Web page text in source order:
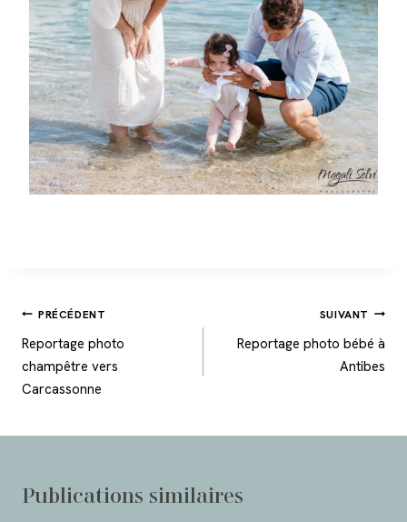
Navigation
de
l’article
PRÉCÉDENT
Reportage photo
champêtre vers
Carcassonne
SUIVANT
Reportage photo bébé à
Antibes
Publications similaires